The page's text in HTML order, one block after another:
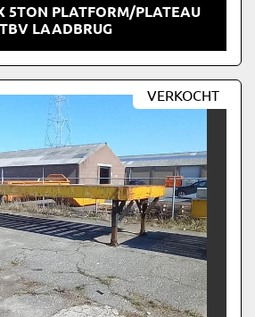
5TON PLATFORM/PLATEAU
TBV LAADBRUG
VERKOCHT